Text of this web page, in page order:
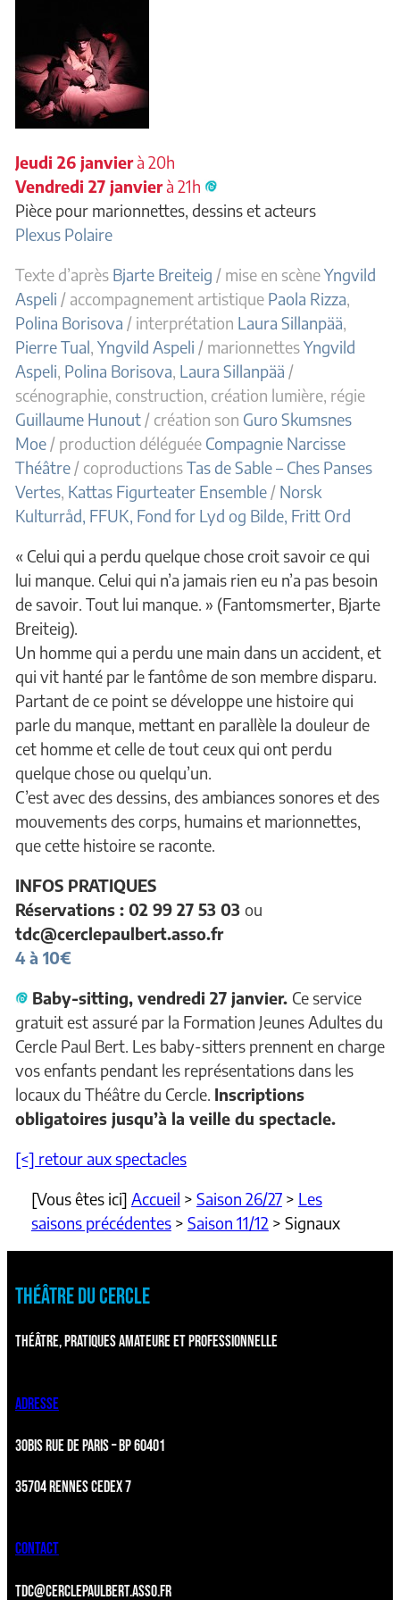
Jeudi 26 janvierà 20h
Vendredi 27 janvierà 21h
Pièce pour marionnettes, dessins et acteurs
Plexus Polaire
Texte d’après Bjarte Breiteig / mise en scèneYngvild
Aspeli / accompagnement artistique Paola Rizza,
Polina Borisova / interprétation Laura Sillanpää,
Pierre Tual, Yngvild Aspeli / marionnettesYngvild
Aspeli, Polina Borisova, Laura Sillanpää /
scénographie, construction, création lumière, régie
Guillaume Hunout/ création son Guro Skumsnes
Moe / production déléguée Compagnie Narcisse
Théâtre / coproductionsTas de Sable – Ches Panses
Vertes, Kattas Figurteater Ensemble / Norsk
Kulturråd, FFUK, Fond for Lyd og Bilde, Fritt Ord
« Celui qui a perdu quelque chose croit savoir ce qui
lui manque. Celui qui n’a jamais rien eu n’a pas besoin
de savoir. Tout lui manque. » (Fantomsmerter, Bjarte
Breiteig).
Un homme qui a perdu une main dans un accident, et
qui vit hanté par le fantôme de son membre disparu.
Partant de ce point se développe une histoire qui
parle du manque, mettant en parallèle la douleur de
cet homme et celle de tout ceux qui ont perdu
quelque chose ou quelqu’un.
C’est avec des dessins, des ambiances sonores et des
mouvements des corps, humains et marionnettes,
que cette histoire se raconte.
INFOS PRATIQUES
Réservations : 02 99 27 53 03 ou
tdc@cerclepaulbert.asso.fr
4 à 10€
Baby-sitting, vendredi 27 janvier. Ce service
gratuit est assuré par la Formation Jeunes Adultes du
Cercle Paul Bert. Les baby-sitters prennent en charge
vos enfants pendant les représentations dans les
locaux du Théâtre du Cercle. Inscriptions
obligatoires jusqu’à la veille du spectacle.
[<] retour aux spectacles
[Vous êtes ici] Accueil > Saison 26/27> Les
saisons précédentes> Saison 11/12 > Signaux
THÉÂTRE DU CERCLE
THÉÂTRE, PRATIQUES AMATEURE ET PROFESSIONNELLE
ADRESSE
30BIS RUE DE PARIS – BP 60401
35704 RENNES CEDEX 7
CONTACT
TDC@CERCLEPAULBERT.ASSO.FR